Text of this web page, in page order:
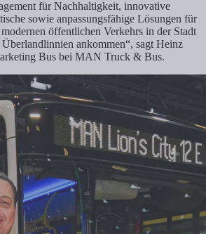
für Nachhaltigkeit, innovative
sowie anpassungsfähige Lösungen für
öffentlichen Verkehrs in der Stadt
ankommen“, sagt Heinz
Bus bei MAN Truck & Bus.